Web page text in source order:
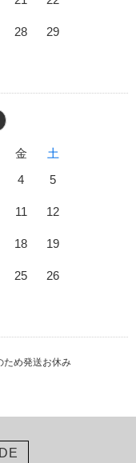
28 29
金
土
4 5
11 12
18 19
25 26
ため発送お休み